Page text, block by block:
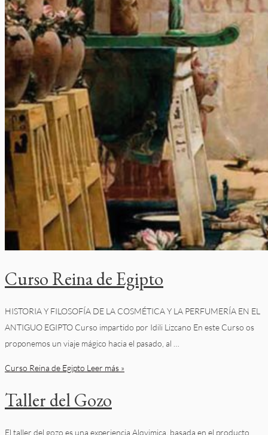
Curso Reina de Egipto
HISTORIA Y FILOSOFÍA DE LA COSMÉTICA Y LA PERFUMERÍA EN EL
ANTIGUO EGIPTO Curso impartido por Idili Lizcano En este Curso os
proponemos un viaje mágico hacia el pasado, al …
Curso Reina de Egipto Leer más »
Taller del Gozo
El taller del gozo es una experiencia Alqvimica, basada en el producto